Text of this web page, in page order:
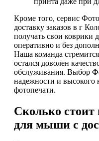
Кроме того, сервис
доставку заказов в г
получать свои
оперативно и без
Наша команда
остался доволен
обслуживания. Выбор
надежности и высокого
фотопечати.
Сколько стоит
для мыши с